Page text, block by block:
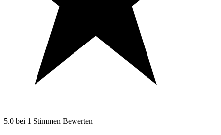
5.0 bei 1 Stimmen Bewerten